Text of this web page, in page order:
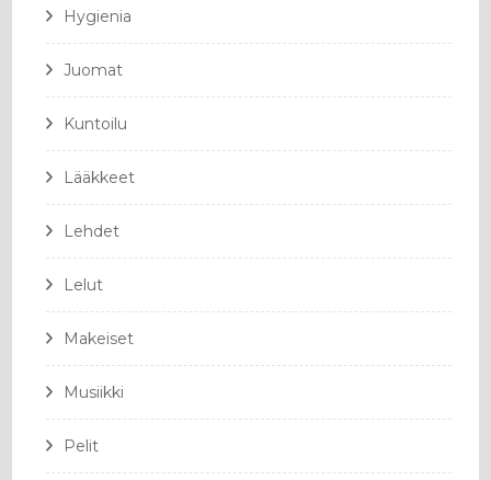
Hygienia
Juomat
Kuntoilu
Lääkkeet
Lehdet
Lelut
Makeiset
Musiikki
Pelit